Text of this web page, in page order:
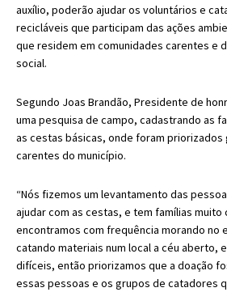
auxílio, poderão ajudar os voluntários e
recicláveis que participam das ações
que residem em comunidades carentes e
social.
Segundo Joas Brandão, Presidente de
uma pesquisa de campo, cadastrando as
as cestas básicas, onde foram
carentes do município.
“Nós fizemos um levantamento das
ajudar com as cestas, e tem famílias muito
encontramos com frequência morando no
catando materiais num local a céu aberto,
difíceis, então priorizamos que a doação
essas pessoas e os grupos de catadores